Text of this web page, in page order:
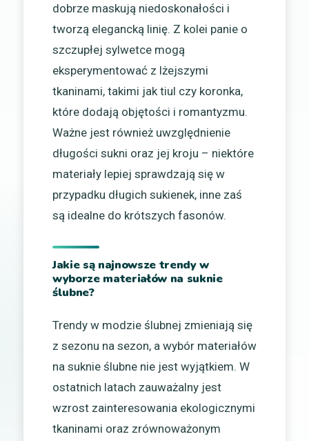
dobrze maskują niedoskonałości i
tworzą elegancką linię. Z kolei panie o
szczupłej sylwetce mogą
eksperymentować z lżejszymi
tkaninami, takimi jak tiul czy koronka,
które dodają objętości i romantyzmu.
Ważne jest również uwzględnienie
długości sukni oraz jej kroju – niektóre
materiały lepiej sprawdzają się w
przypadku długich sukienek, inne zaś
są idealne do krótszych fasonów.
Jakie są najnowsze trendy w
wyborze materiałów na suknie
ślubne?
Trendy w modzie ślubnej zmieniają się
z sezonu na sezon, a wybór materiałów
na suknie ślubne nie jest wyjątkiem. W
ostatnich latach zauważalny jest
wzrost zainteresowania ekologicznymi
tkaninami oraz zrównoważonym